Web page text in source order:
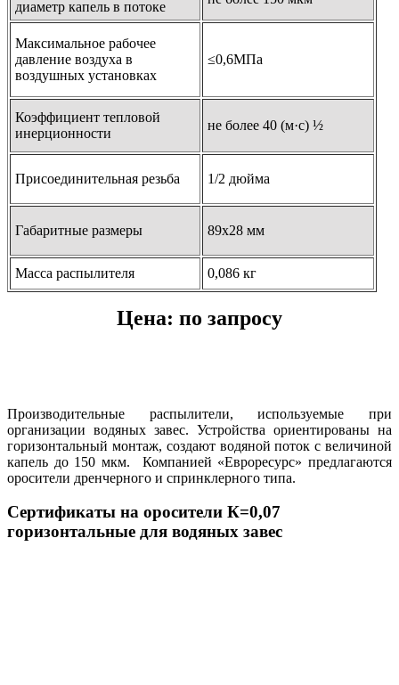
диаметр капель в потоке
Максимальное рабочее
давление воздуха в
воздушных установках
≤0,6МПа
Коэффициент тепловой
инерционности
не более 40 (м·с) ½
Присоединительная резьба 1/2 дюйма
Габаритные размеры 89х28 мм
Масса распылителя 0,086 кг
Цена: по запросу
Производительные распылители, используемые при
организации водяных завес. Устройства ориентированы на
горизонтальный монтаж, создают водяной поток с величиной
капель до 150 мкм. Компанией «Евроресурс» предлагаются
оросители дренчерного и спринклерного типа.
Сертификаты на оросители К=0,07
горизонтальные для водяных завес